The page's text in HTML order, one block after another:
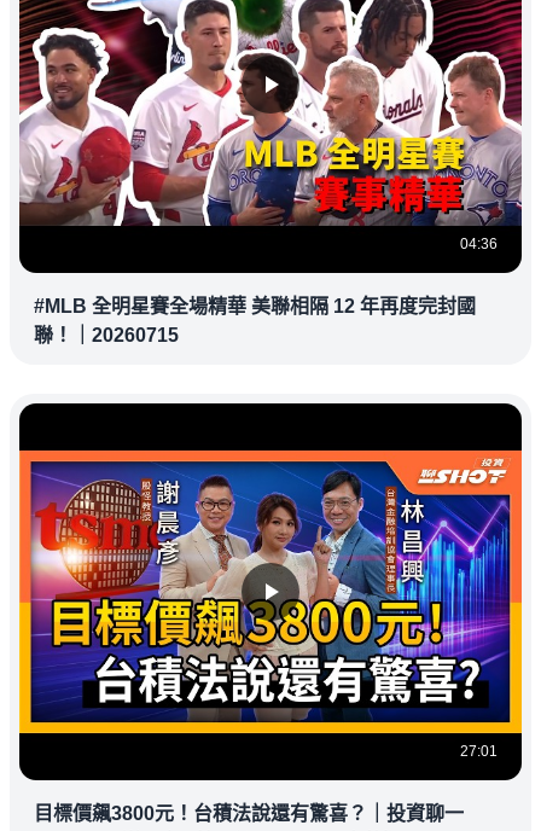
04:36
#MLB 全明星賽全場精華 美聯相隔 12 年再度完封國
聯！｜20260715
27:01
目標價飆3800元！台積法說還有驚喜？｜投資聊一